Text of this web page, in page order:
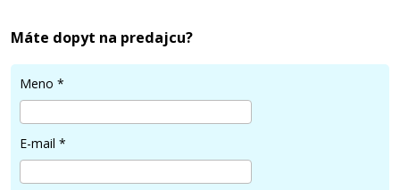
Kompatibilná náplň s Brother LC-980BK
Máte dopyt na predajcu?
Meno *
E-mail *